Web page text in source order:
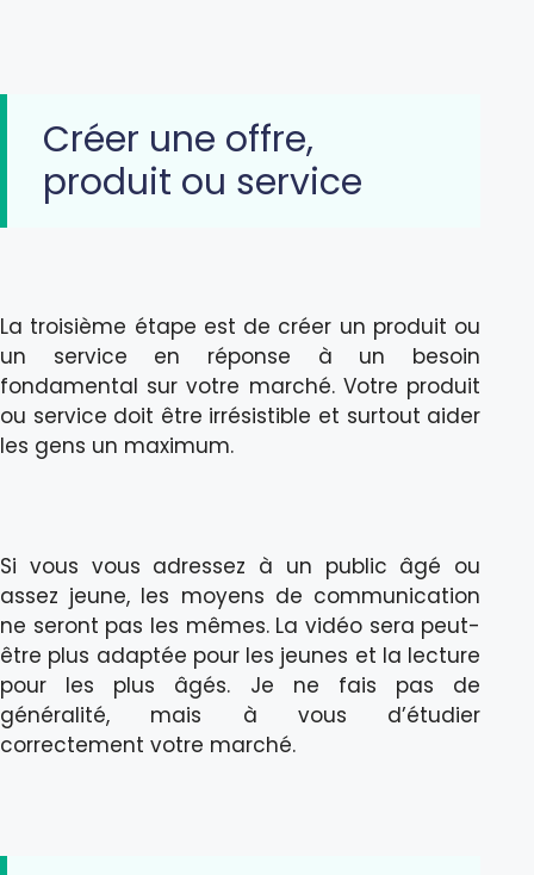
Créer une offre,
produit ou service
La troisième étape est de créer un produit ou
un service en réponse à un besoin
fondamental sur votre marché. Votre produit
ou service doit être irrésistible et surtout aider
les gens un maximum.
Si vous vous adressez à un public âgé ou
assez jeune, les moyens de communication
ne seront pas les mêmes. La vidéo sera peut-
être plus adaptée pour les jeunes et la lecture
pour les plus âgés. Je ne fais pas de
généralité, mais à vous d’étudier
correctement votre marché.